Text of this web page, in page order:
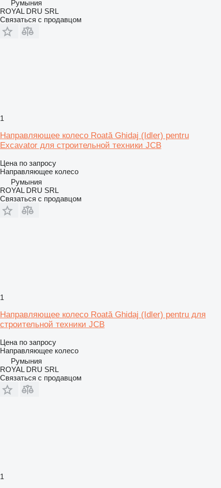
Румыния
ROYAL DRU SRL
Связаться с продавцом
1
Направляющее колесо Roată Ghidaj (Idler) pentru
Excavator для строительной техники JCB
Цена по запросу
Направляющее колесо
Румыния
ROYAL DRU SRL
Связаться с продавцом
1
Направляющее колесо Roată Ghidaj (Idler) pentru для
строительной техники JCB
Цена по запросу
Направляющее колесо
Румыния
ROYAL DRU SRL
Связаться с продавцом
1